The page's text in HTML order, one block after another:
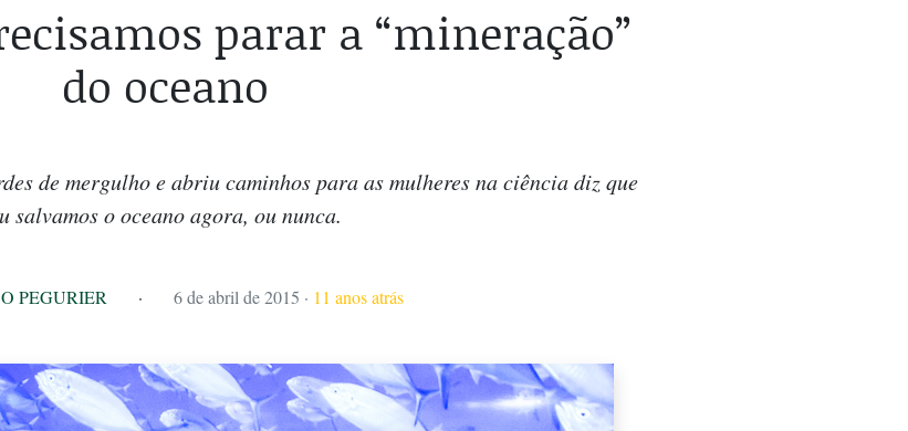
parar a “mineração”
do oceano
de mergulho e abriu caminhos para as mulheres na ciência diz que
salvamos o oceano agora, ou nunca.
PEGURIER · 6 de abril de 2015 · 11 anos atrás